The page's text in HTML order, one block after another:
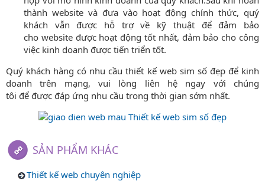
thành website và đưa vào hoạt động chính thức, quý
khách vẫn được hỗ trợ về kỹ thuật để đảm bảo
cho website được hoạt động tốt nhất, đảm bảo cho công
việc kinh doanh được tiến triển tốt.
Quý khách hàng có nhu cầu thiết kế web sim số đẹp để kinh
doanh trên mạng, vui lòng liên hệ ngay với chúng
tôi để được đáp ứng nhu cầu trong thời gian sớm nhất.
SẢN PHẨM KHÁC
Thiết kế web chuyên nghiệp